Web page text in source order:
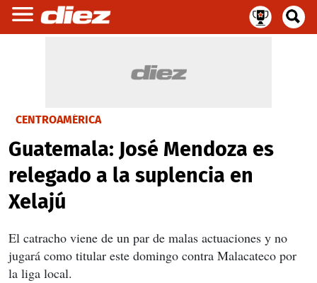
CENTROAMÉRICA
Guatemala: José Mendoza es
relegado a la suplencia en
Xelajú
El catracho viene de un par de malas actuaciones y no
jugará como titular este domingo contra Malacateco por
la liga local.